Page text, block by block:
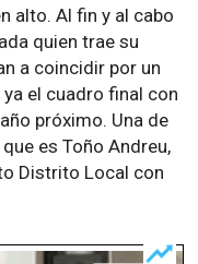
alto. Al fin y al cabo
quien trae su
a coincidir por un
el cuadro final con
próximo. Una de
es Toño Andreu,
Distrito Local con